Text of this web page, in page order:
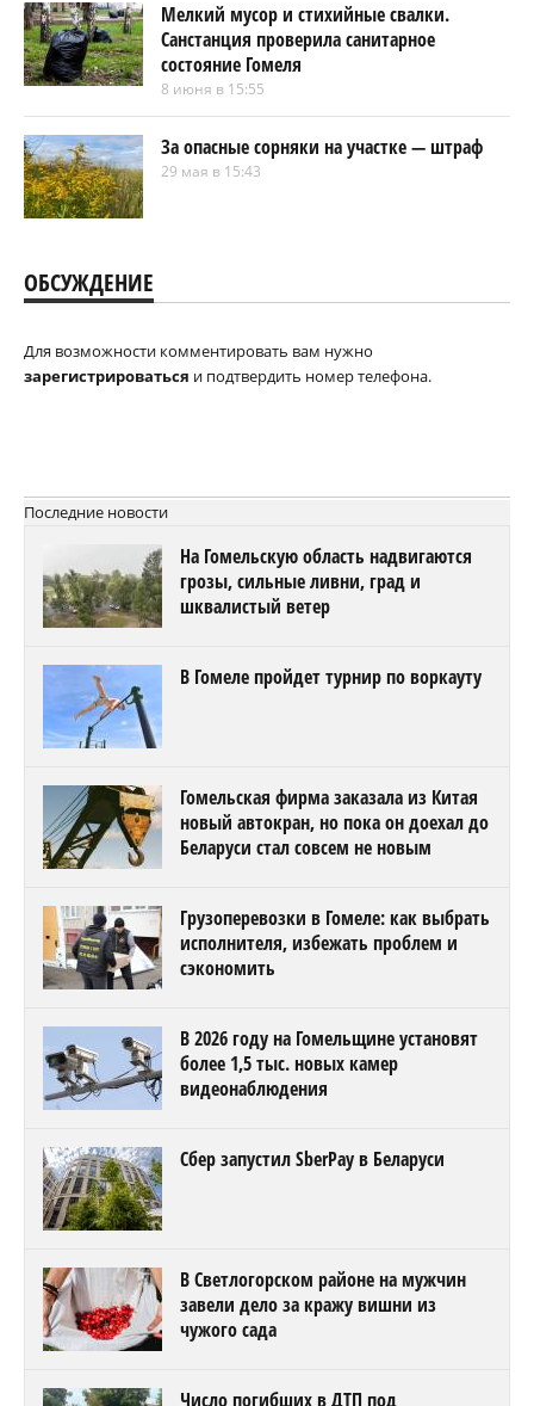
Мелкий мусор и стихийные свалки.
Санстанция проверила санитарное
состояние Гомеля
8 июня в 15:55
За опасные сорняки на участке — штраф
29 мая в 15:43
ОБСУЖДЕНИЕ
Для возможности комментировать вам нужно
зарегистрироваться и подтвердить номер телефона.
Последние новости
На Гомельскую область надвигаются
грозы, сильные ливни, град и
шквалистый ветер
В Гомеле пройдет турнир по воркауту
Гомельская фирма заказала из Китая
новый автокран, но пока он доехал до
Беларуси стал совсем не новым
Грузоперевозки в Гомеле: как выбрать
исполнителя, избежать проблем и
сэкономить
В 2026 году на Гомельщине установят
более 1,5 тыс. новых камер
видеонаблюдения
Сбер запустил SberPay в Беларуси
В Светлогорском районе на мужчин
завели дело за кражу вишни из
чужого сада
Число погибших в ДТП под